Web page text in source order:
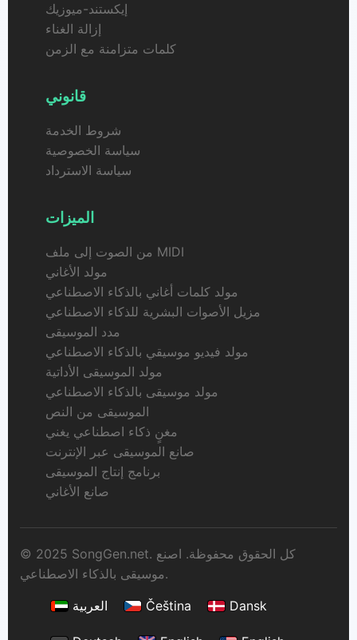
إيكستند-ميوزيك
إزالة الغناء
كلمات متزامنة مع الزمن
قانوني
شروط الخدمة
سياسة الخصوصية
سياسة الاسترداد
الميزات
من الصوت إلى ملف MIDI
مولد الأغاني
مولد كلمات أغاني بالذكاء الاصطناعي
مزيل الأصوات البشرية للذكاء الاصطناعي
مدد الموسيقى
مولد فيديو موسيقي بالذكاء الاصطناعي
مولد الموسيقى الأداتية
مولد موسيقى بالذكاء الاصطناعي
الموسيقى من النص
مغنٍ ذكاء اصطناعي يغني
صانع الموسيقى عبر الإنترنت
برنامج إنتاج الموسيقى
صانع الأغاني
© 2025 SongGen.net. كل الحقوق محفوظة. اصنع
موسيقى بالذكاء الاصطناعي.
العربية
Čeština Dansk